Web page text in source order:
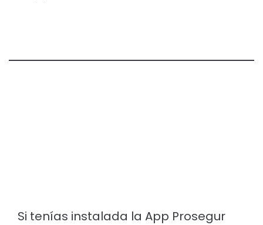
Si tenías instalada la App Prosegur